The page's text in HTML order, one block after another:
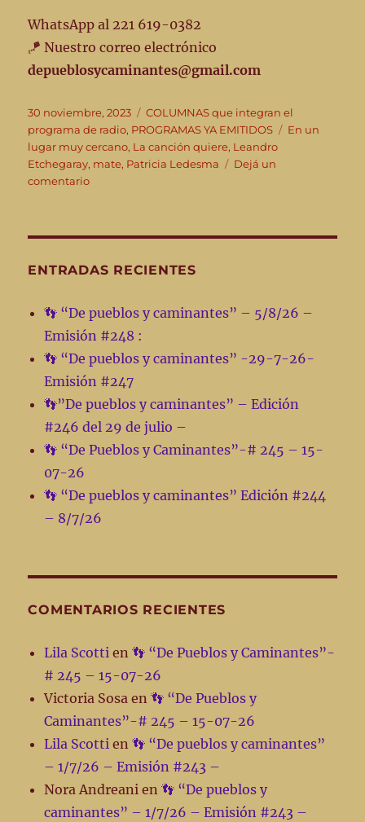
WhatsApp al 221 619-0382
🪁 Nuestro correo electrónico
depueblosycaminantes@gmail.com
Publicado
el
30 noviembre, 2023 Categorías
COLUMNAS que integran el
programa de radio, PROGRAMAS YA EMITIDOS Etiquetas
En un
lugar muy cercano, La canción quiere, Leandro
Etchegaray, mate, Patricia Ledesma
Dejá un
comentarioen
Emisión
29-
11-
ENTRADAS RECIENTES
👣 “De pueblos y caminantes” – 5/8/26 –
Emisión #248 :
👣 “De pueblos y caminantes” -29-7-26-
Emisión #247
👣”De pueblos y caminantes” – Edición
#246 del 29 de julio –
👣 “De Pueblos y Caminantes”-# 245 – 15-
07-26
👣 “De pueblos y caminantes” Edición #244
– 8/7/26
COMENTARIOS RECIENTES
Lila Scotti en👣 “De Pueblos y Caminantes”-
# 245 – 15-07-26
Victoria Sosa en👣 “De Pueblos y
Caminantes”-# 245 – 15-07-26
Lila Scotti en👣 “De pueblos y caminantes”
– 1/7/26 – Emisión #243 –
Nora Andreani en👣 “De pueblos y
caminantes” – 1/7/26 – Emisión #243 –